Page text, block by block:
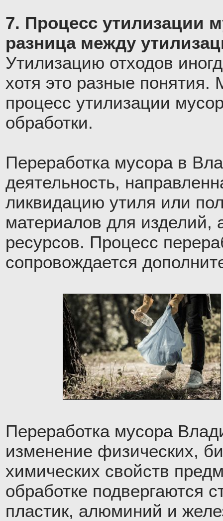
7. Процесс утилизации
разница между
Утилизацию отходов
хотя это разные понятия.
процесс утилизации
обработки.
Переработка мусора в
деятельность,
ликвидацию утиля или
материалов для изделий,
ресурсов. Процесс
сопровождается
Переработка мусора
изменение физических,
химических свойств
обработке подвергаются
пластик, алюминий и